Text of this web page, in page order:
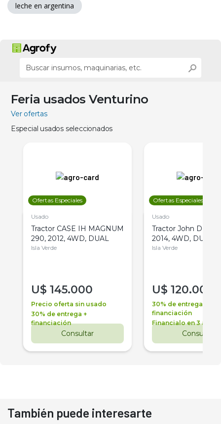
leche en argentina
Feria usados Venturino
Ver ofertas
Especial usados seleccionados
Ofertas Especiales
Usado
Tractor CASE IH MAGNUM
290, 2012, 4WD, DUAL
Isla Verde
U$ 145.000
Precio oferta sin usado
30% de entrega +
financiación
Consultar
Ofertas Especiales
Usado
Tractor John Deere
2014, 4WD, DUAL
Isla Verde
U$ 120.000
30% de entrega +
financiación
Financialo en 3 años
Consultar
También puede interesarte